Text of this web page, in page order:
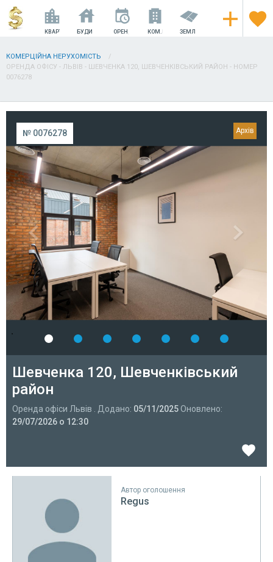
КВАРТИРИ БУДИНКИ ОРЕНДА КОМ.НЕРУХОМІСТЬ
ЗЕМЛЯ
КОМЕРЦІЙНА НЕРУХОМІСТЬ
ОРЕНДА ОФІСУ - ЛЬВІВ - ШЕВЧЕНКА 120, ШЕВЧЕНКІВСЬКИЙ РАЙОН - НОМЕР
0076278
№ 0076278
Шевченка 120, Шевченківський
район
Оренда офіси Львів . Додано: 05/11/2025 Оновлено:
29/07/2026 о 12:30
Автор оголошення
Regus